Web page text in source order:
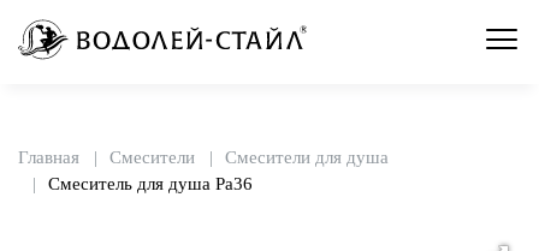
Главная Смесители
Смесители для душа
Смеситель для душа Pa36